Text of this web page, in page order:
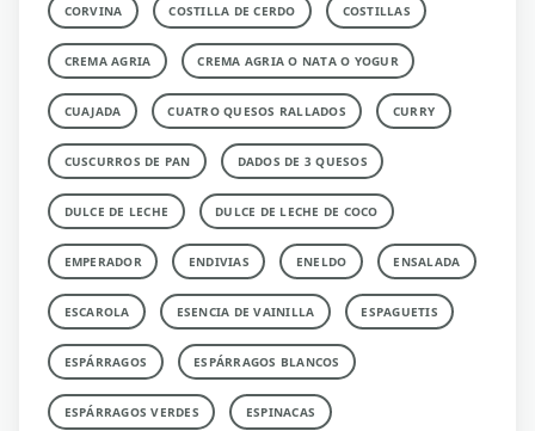
CORVINA COSTILLA DE CERDO COSTILLAS
CREMA AGRIA CREMA AGRIA O NATA O YOGUR
CUAJADA CUATRO QUESOS RALLADOS CURRY
CUSCURROS DE PAN DADOS DE 3 QUESOS
DULCE DE LECHE DULCE DE LECHE DE COCO
EMPERADOR ENDIVIAS ENELDO ENSALADA
ESCAROLA ESENCIA DE VAINILLA ESPAGUETIS
ESPÁRRAGOS ESPÁRRAGOS BLANCOS
ESPÁRRAGOS VERDES ESPINACAS